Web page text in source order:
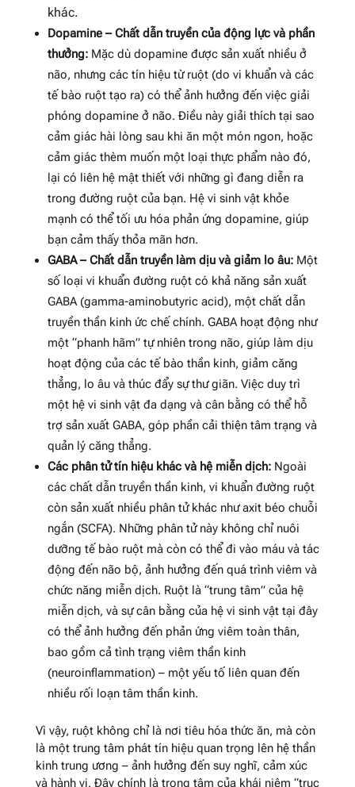
khác.
Dopamine – Chất dẫn truyền của động lực và phần
thưởng:Mặc dù dopamine được sản xuất nhiều ở
não, nhưng các tín hiệu từ ruột (do vi khuẩn và các
tế bào ruột tạo ra) có thể ảnh hưởng đến việc giải
phóng dopamine ở não. Điều này giải thích tại sao
cảm giác hài lòng sau khi ăn một món ngon, hoặc
cảm giác thèm muốn một loại thực phẩm nào đó,
lại có liên hệ mật thiết với những gì đang diễn ra
trong đường ruột của bạn. Hệ vi sinh vật khỏe
mạnh có thể tối ưu hóa phản ứng dopamine, giúp
bạn cảm thấy thỏa mãn hơn.
GABA – Chất dẫn truyền làm dịu và giảm lo âu:Một
số loại vi khuẩn đường ruột có khả năng sản xuất
GABA (gamma-aminobutyric acid), một chất dẫn
truyền thần kinh ức chế chính. GABA hoạt động như
một “phanh hãm” tự nhiên trong não, giúp làm dịu
hoạt động của các tế bào thần kinh, giảm căng
thẳng, lo âu và thúc đẩy sự thư giãn. Việc duy trì
một hệ vi sinh vật đa dạng và cân bằng có thể hỗ
trợ sản xuất GABA, góp phần cải thiện tâm trạng và
quản lý căng thẳng.
Các phân tử tín hiệu khác và hệ miễn dịch:Ngoài
các chất dẫn truyền thần kinh, vi khuẩn đường ruột
còn sản xuất nhiều phân tử khác như axit béo chuỗi
ngắn (SCFA). Những phân tử này không chỉ nuôi
dưỡng tế bào ruột mà còn có thể đi vào máu và tác
động đến não bộ, ảnh hưởng đến quá trình viêm và
chức năng miễn dịch. Ruột là “trung tâm” của hệ
miễn dịch, và sự cân bằng của hệ vi sinh vật tại đây
có thể ảnh hưởng đến phản ứng viêm toàn thân,
bao gồm cả tình trạng viêm thần kinh
(neuroinflammation) – một yếu tố liên quan đến
nhiều rối loạn tâm thần kinh.
Vì vậy, ruột không chỉ là nơi tiêu hóa thức ăn, mà còn
là một trung tâm phát tín hiệu quan trọng lên hệ thần
kinh trung ương – ảnh hưởng đến suy nghĩ, cảm xúc
và hành vi. Đây chính là trọng tâm của khái niệm “trục